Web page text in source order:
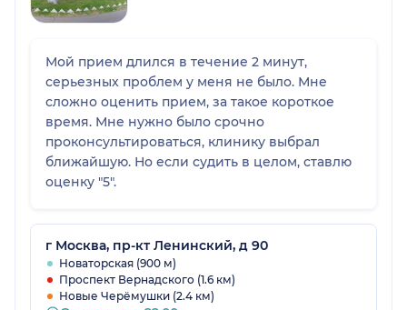
Мой прием длился в течение 2 минут,
серьезных проблем у меня не было. Мне
сложно оценить прием, за такое короткое
время. Мне нужно было срочно
проконсультироваться, клинику выбрал
ближайшую. Но если судить в целом, ставлю
оценку "5".
г Москва, пр-кт Ленинский, д 90
Новаторская (900 м)
Проспект Вернадского (1.6 км)
Новые Черёмушки (2.4 км)